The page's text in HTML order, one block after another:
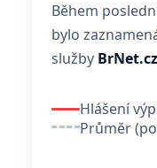
Během
bylo
služby BrNet.cz
Hlášení
Průměr